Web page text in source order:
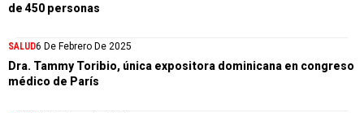
de 450 personas
SALUD6 De Febrero De 2025
Dra. Tammy Toribio, única expositora dominicana en congreso
médico de París